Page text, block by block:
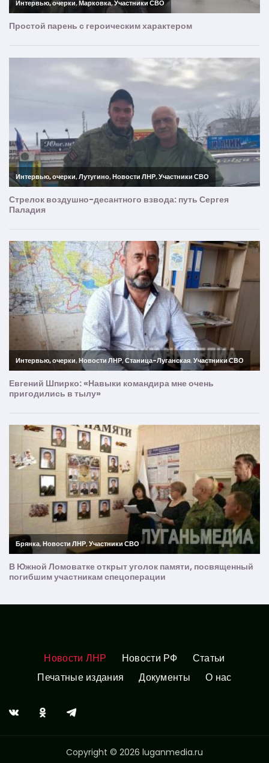
Новости ЛНР Новости РФ
Статьи
Печатные издания
Документы О нас
Copyright © 2026 luganmedia.ru